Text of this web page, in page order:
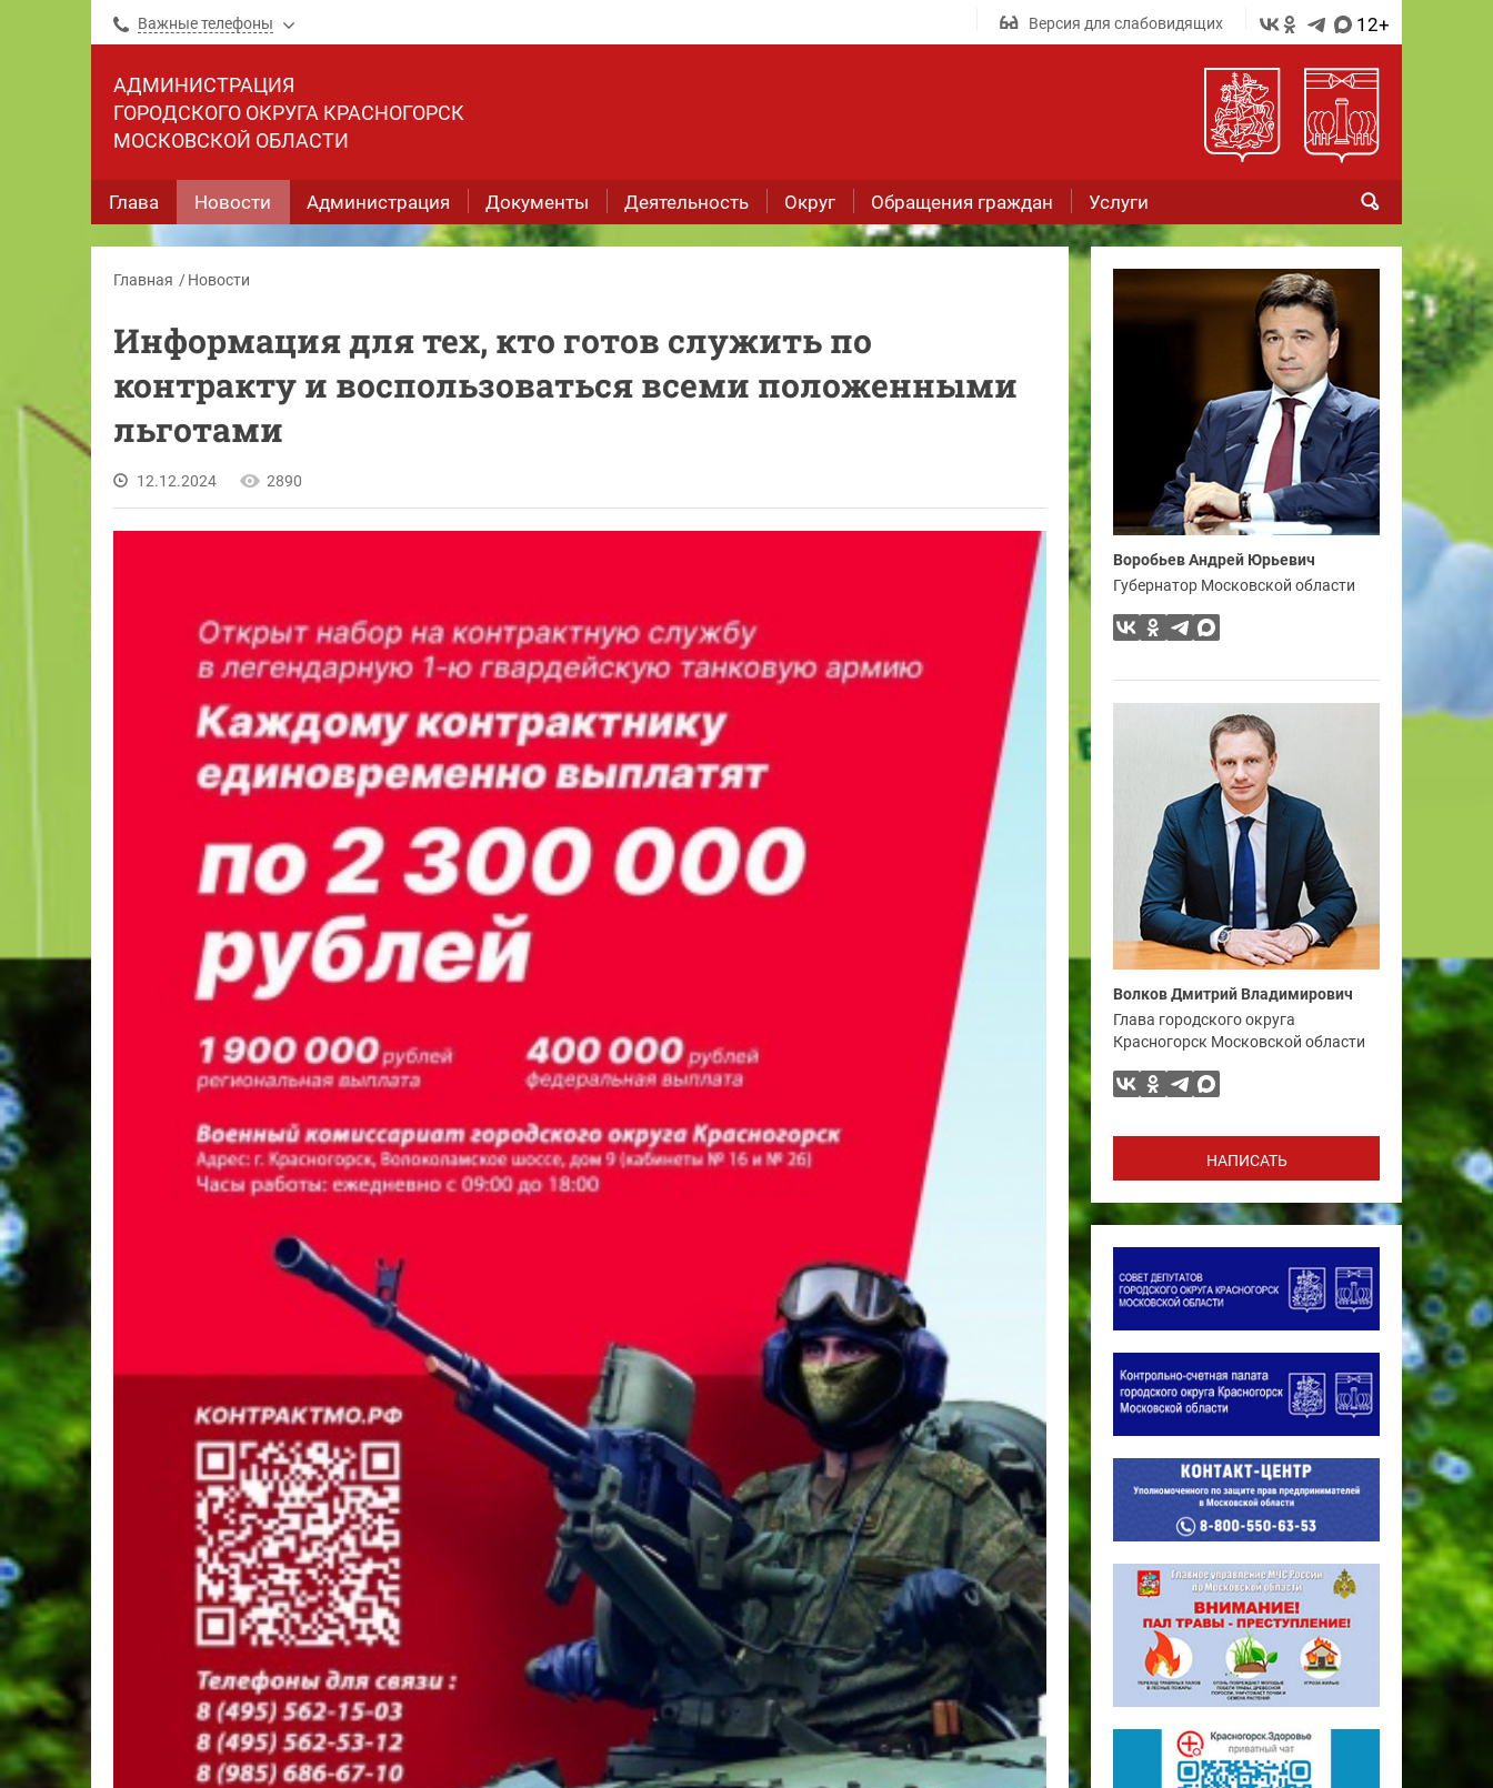
Важные телефоны Версия для слабовидящих 12+
АДМИНИСТРАЦИЯ
ГОРОДСКОГО ОКРУГА КРАСНОГОРСК
МОСКОВСКОЙ ОБЛАСТИ
Глава Новости Администрация Документы Деятельность Округ Обращения граждан Услуги
Главная Новости
Информация для тех, кто готов служить по
контракту и воспользоваться всеми положенными
льготами
12.12.2024 2890
Воробьев Андрей Юрьевич
Губернатор Московской области
Волков Дмитрий Владимирович
Глава городского округа
Красногорск Московской области
НАПИСАТЬ